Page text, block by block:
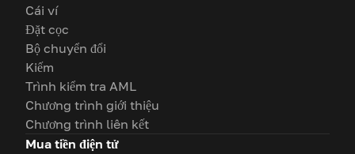
Cái ví
Đặt cọc
Bộ chuyển đổi
Kiếm
Trình kiểm tra AML
Chương trình giới thiệu
Chương trình liên kết
Mua tiền điện tử